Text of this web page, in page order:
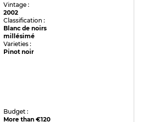
Vintage :
2002
Classification :
Blanc de noirs
millésimé
Varieties :
Pinot noir
Budget :
More than €120